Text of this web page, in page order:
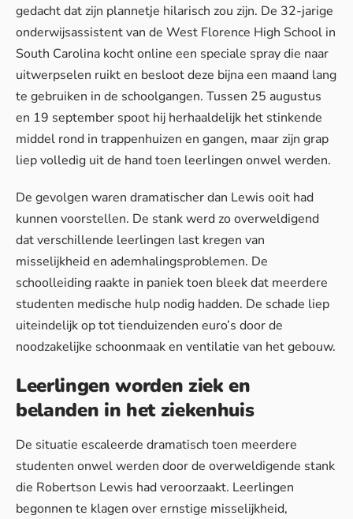
gedacht dat zijn plannetje hilarisch zou zijn. De 32-jarige
onderwijsassistent van de West Florence High School in
South Carolina kocht online een speciale spray die naar
uitwerpselen ruikt en besloot deze bijna een maand lang
te gebruiken in de schoolgangen. Tussen 25 augustus
en 19 september spoot hij herhaaldelijk het stinkende
middel rond in trappenhuizen en gangen, maarzijn grap
liep volledig uit de handtoen leerlingen onwel werden.
De gevolgen waren dramatischer dan Lewis ooit had
kunnen voorstellen. De stank werd zo overweldigend
dat verschillende leerlingen last kregen van
misselijkheid en ademhalingsproblemen. De
schoolleiding raakte in paniektoen bleek dat meerdere
studenten medische hulp nodig hadden. De schade liep
uiteindelijk op tot tienduizenden euro’s door de
noodzakelijke schoonmaak en ventilatie van het gebouw.
Leerlingen worden ziek en
belanden in het ziekenhuis
De situatie escaleerde dramatisch toen meerdere
studenten onwel werden door de overweldigende stank
die Robertson Lewis had veroorzaakt. Leerlingen
begonnen te klagen over ernstige misselijkheid,